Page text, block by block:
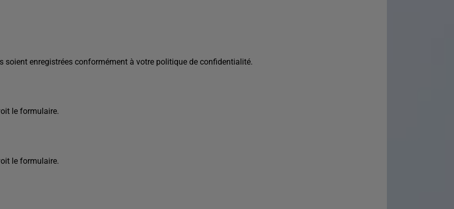
soient enregistrées conformément à votre politique de confidentialité.
le formulaire.
le formulaire.